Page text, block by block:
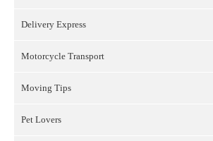
Delivery Express
Motorcycle Transport
Moving Tips
Pet Lovers